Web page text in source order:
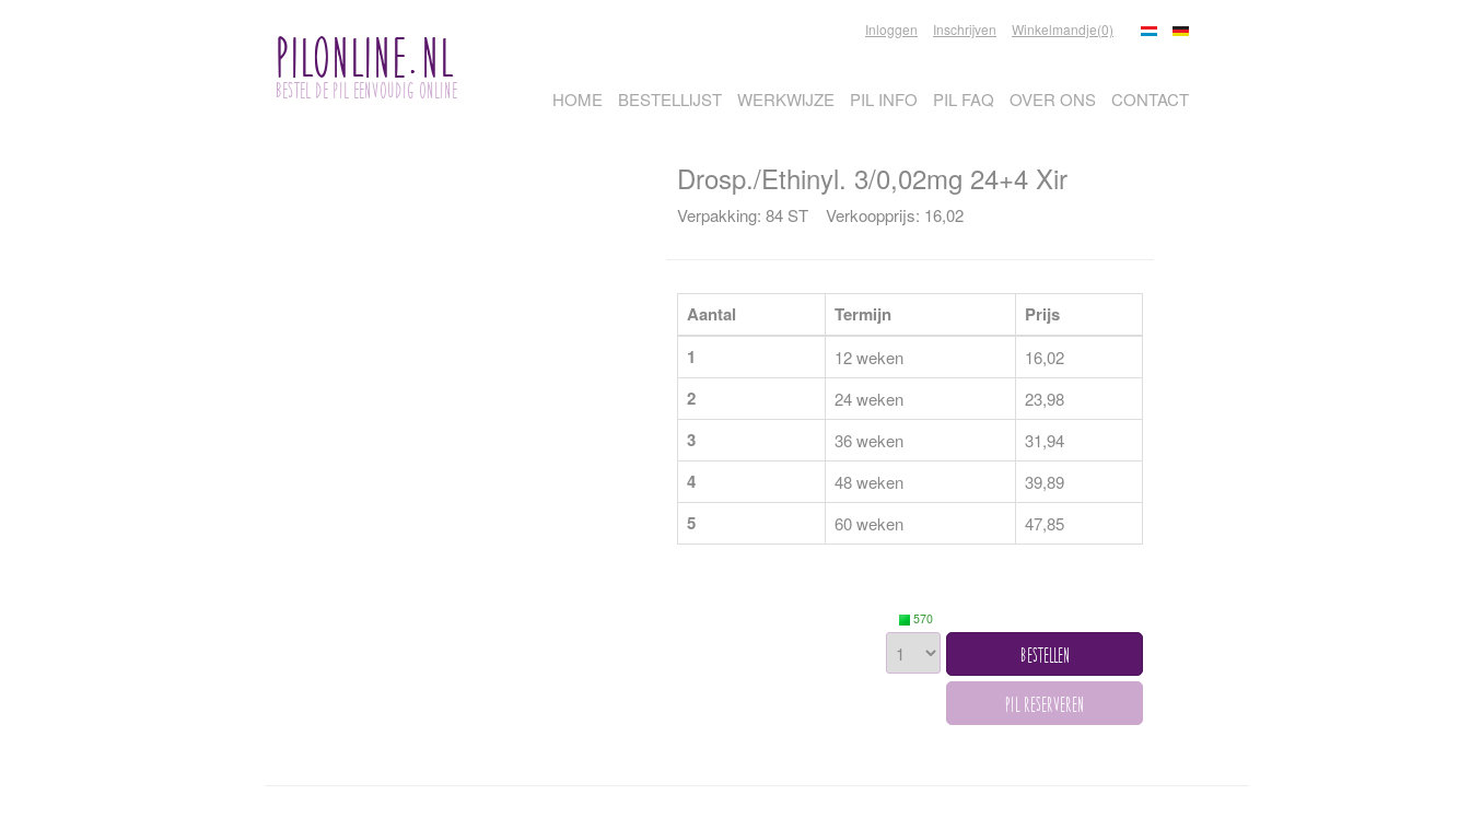
PilOnline.nl
Bestel de pil eenvoudig online
Inloggen Inschrijven Winkelmandje(0)
HOME BESTELLIJST WERKWIJZE PIL INFO PIL FAQ OVER ONS CONTACT
Drosp./Ethinyl. 3/0,02mg 24+4 Xir
Verpakking: 84 ST Verkoopprijs: 16,02
Aantal Termijn
Prijs
1
12 weken 16,02
2 24 weken 23,98
3 36 weken 31,94
4 48 weken 39,89
5 60 weken 47,85
570